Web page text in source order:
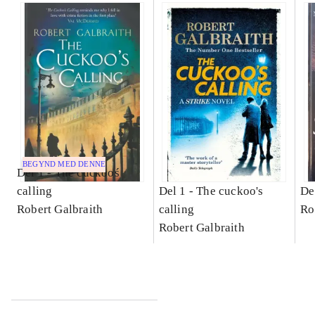
BEGYND MED DENNE
Del 1 -The cuckooś
calling
Robert Galbraith
Del 1 -The cuckoo's
calling
Robert Galbraith